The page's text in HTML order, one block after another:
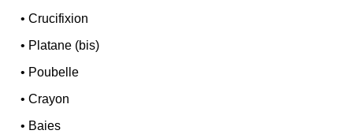
•Crucifixion
• Platane (bis)
• Poubelle
•Crayon
• Baies